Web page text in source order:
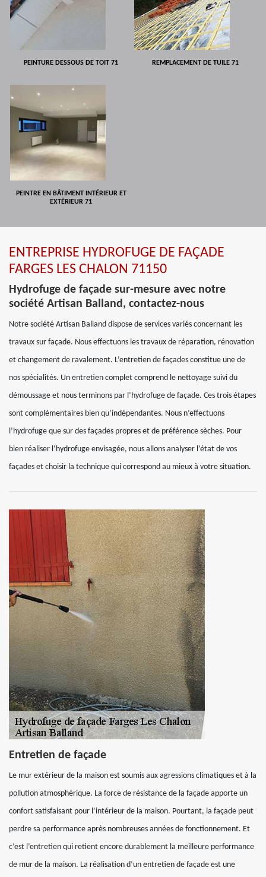
PEINTURE DESSOUS DE TOIT 71 REMPLACEMENT DE TUILE 71
PEINTRE EN BÂTIMENT INTÉRIEUR ET
EXTÉRIEUR 71
ENTREPRISE HYDROFUGE DE FAÇADE
FARGES LES CHALON 71150
Hydrofuge de façade sur-mesure avec notre
société Artisan Balland, contactez-nous
Notre société Artisan Balland dispose de services variés concernant les
travaux sur façade. Nous effectuons les travaux de réparation, rénovation
et changement de ravalement. L’entretien de façades constitue une de
nos spécialités. Un entretien complet comprend le nettoyage suivi du
démoussage et nous terminons par l’hydrofuge de façade. Ces trois étapes
sont complémentaires bien qu’indépendantes. Nous n’effectuons
l’hydrofuge que sur des façades propres et de préférence sèches. Pour
bien réaliser l’hydrofuge envisagée, nous allons analyser l’état de vos
façades et choisir la technique qui correspond au mieux à votre situation.
Entretien de façade
Le mur extérieur de la maison est soumis aux agressions climatiques et à la
pollution atmosphérique. La force de résistance de la façade apporte un
confort satisfaisant pour l’intérieur de la maison. Pourtant, la façade peut
perdre sa performance après nombreuses années de fonctionnement. Et
c’est l’entretien qui retient encore durablement la meilleure performance
de mur de la maison. La réalisation d’un entretien de façade est une